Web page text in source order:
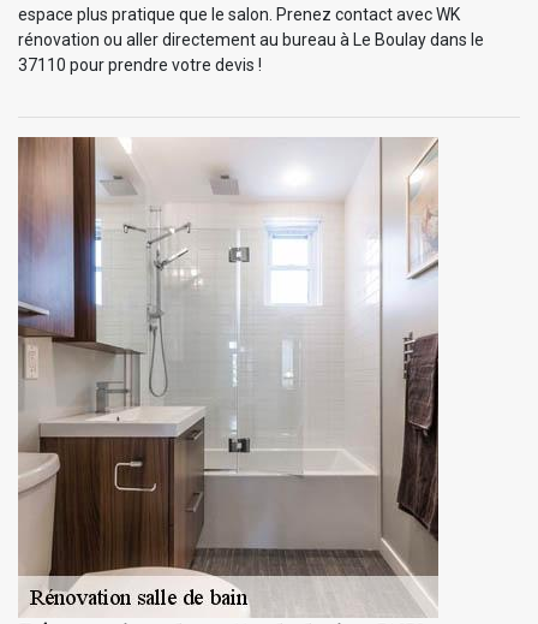
espace plus pratique que le salon. Prenez contact avec WK
rénovation ou aller directement au bureau à Le Boulay dans le
37110 pour prendre votre devis !